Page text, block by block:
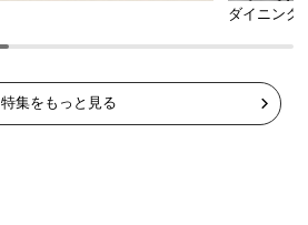
ダイニング
特集をもっと見る